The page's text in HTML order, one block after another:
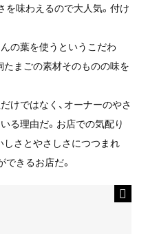
を味わえるので大人気。付け
の葉を使うというこだわ
たまごの素材そのものの味を
けではなく、オーナーのやさ
る理由だ。お店での気配り
しさとやさしさにつつまれ
きるお店だ。